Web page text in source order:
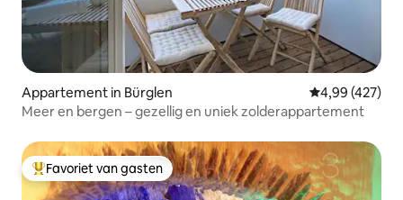
Appartement in Bürglen Gemiddelde
4,99 (427)
Meer en bergen – gezellig en uniek zolderappartement
Topfavoriet van gasten
Favoriet van gasten